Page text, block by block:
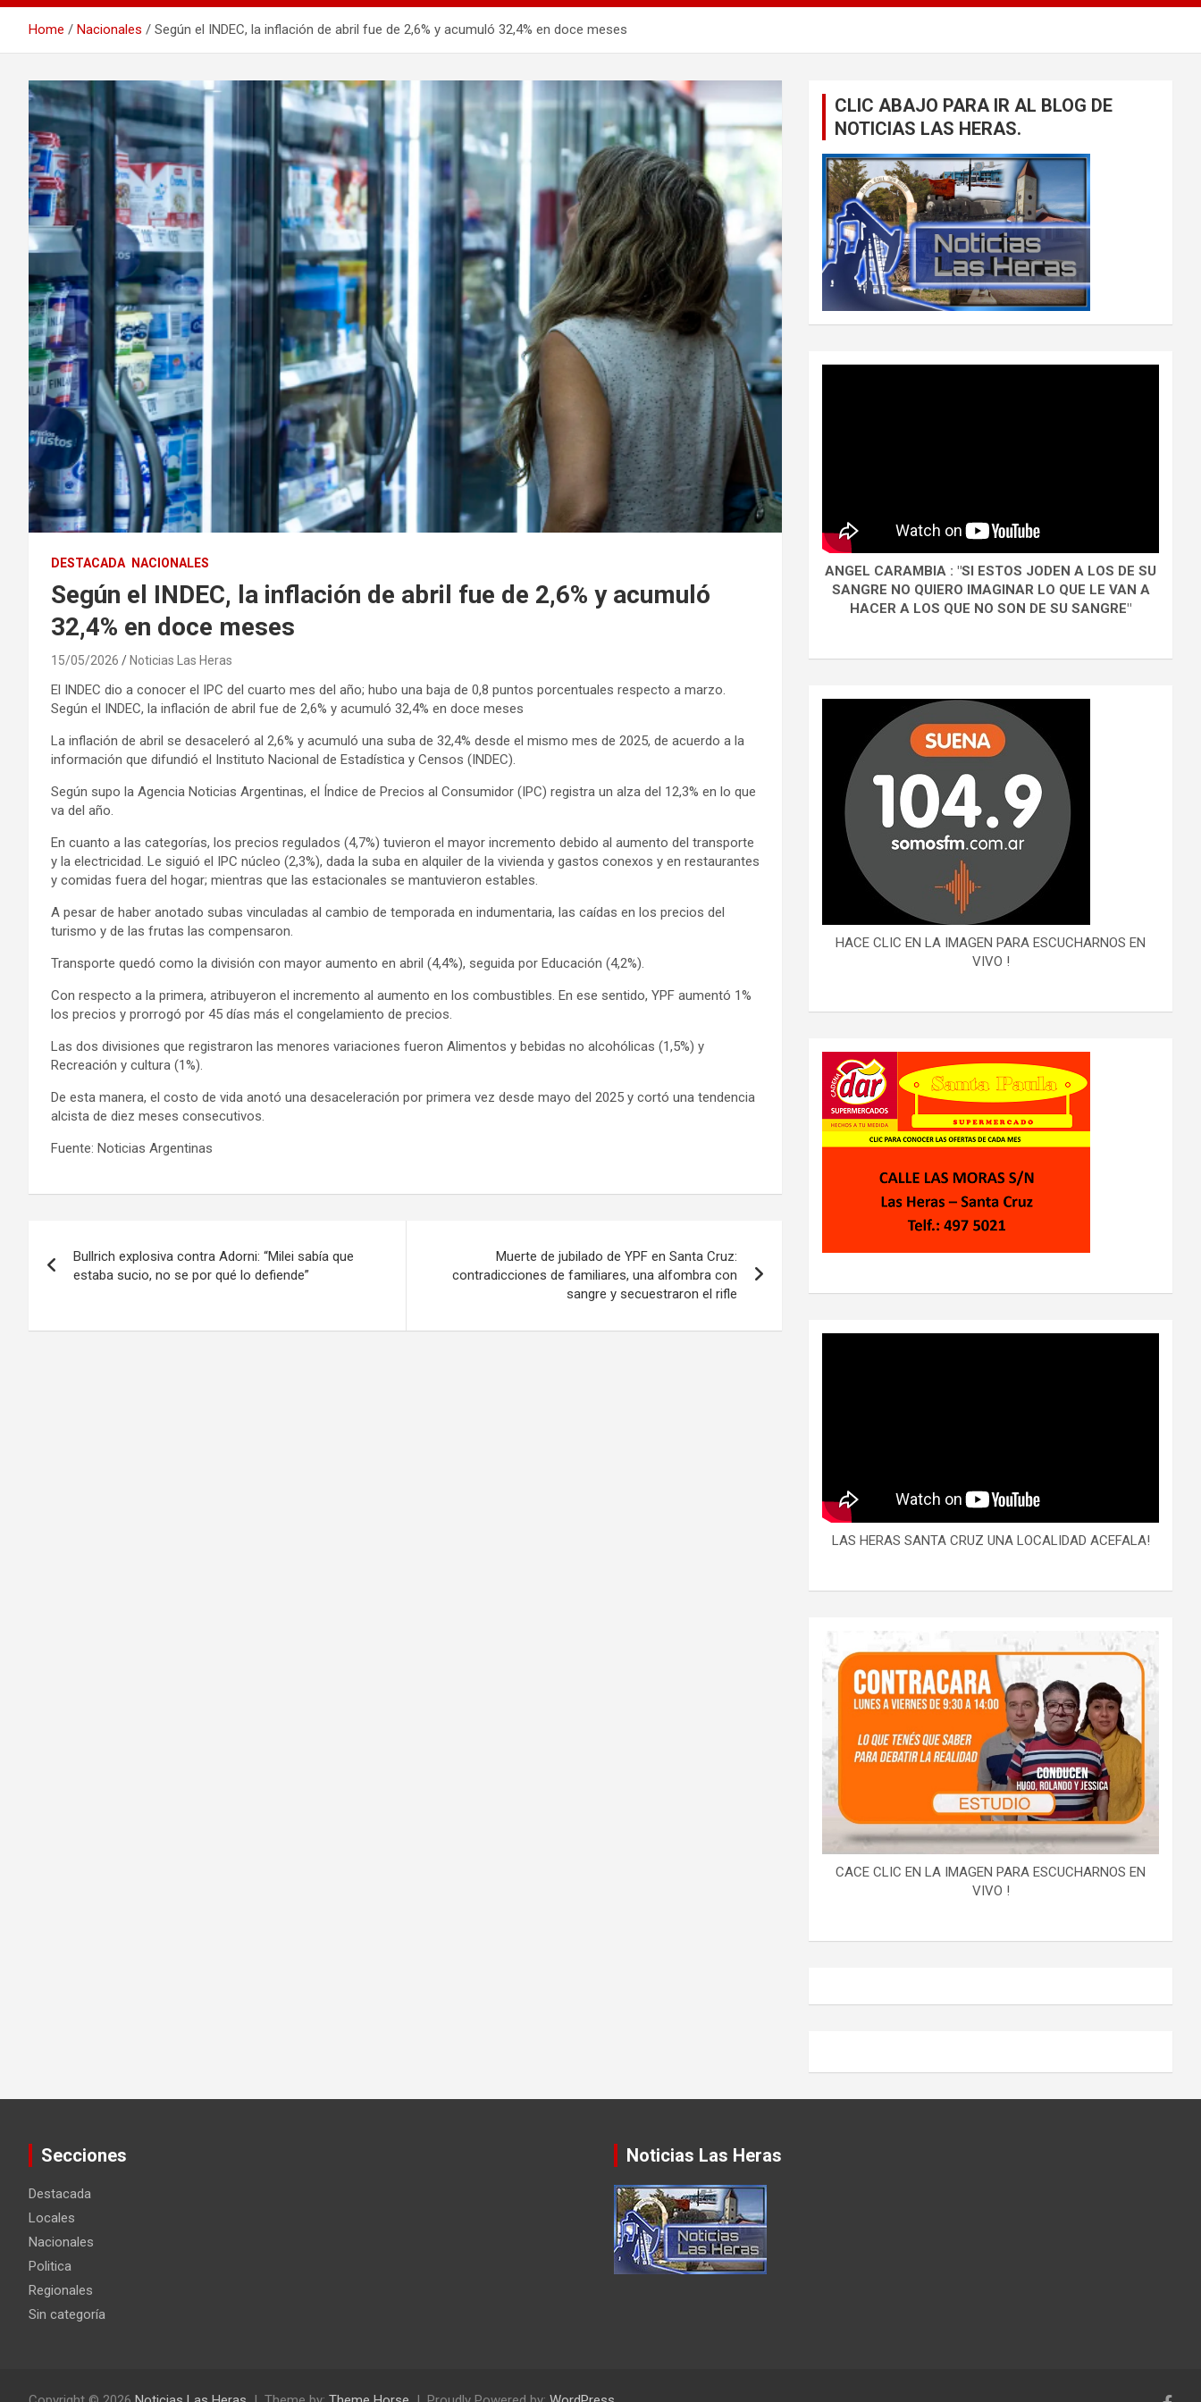
Home Nacionales Según el INDEC, la inflación de abril fue de 2,6% y acumuló 32,4% en doce meses
DESTACADA NACIONALES
Según el INDEC, la inflación de abril fue de 2,6% y acumuló
32,4% en doce meses
15/05/2026 Noticias Las Heras
El INDEC dio a conocer el IPC del cuarto mes del año; hubo una baja de 0,8 puntos porcentuales respecto a marzo.
Según el INDEC, la inflación de abril fue de 2,6% y acumuló 32,4% en doce meses
La inflación de abril se desaceleró al 2,6% y acumuló una suba de 32,4% desde el mismo mes de 2025, de acuerdo a la
información que difundió el Instituto Nacional de Estadística y Censos (INDEC).
Según supo la Agencia Noticias Argentinas, el Índice de Precios al Consumidor (IPC) registra un alza del 12,3% en lo que
va del año.
En cuanto a las categorías, los precios regulados (4,7%) tuvieron el mayor incremento debido al aumento del transporte
y la electricidad. Le siguió el IPC núcleo (2,3%), dada la suba en alquiler de la vivienda y gastos conexos y en restaurantes
y comidas fuera del hogar; mientras que las estacionales se mantuvieron estables.
A pesar de haber anotado subas vinculadas al cambio de temporada en indumentaria, las caídas en los precios del
turismo y de las frutas las compensaron.
Transporte quedó como la división con mayor aumento en abril (4,4%), seguida por Educación (4,2%).
Con respecto a la primera, atribuyeron el incremento al aumento en los combustibles. En ese sentido, YPF aumentó 1%
los precios y prorrogó por 45 días más el congelamiento de precios.
Las dos divisiones que registraron las menores variaciones fueron Alimentos y bebidas no alcohólicas (1,5%) y
Recreación y cultura (1%).
De esta manera, el costo de vida anotó una desaceleración por primera vez desde mayo del 2025 y cortó una tendencia
alcista de diez meses consecutivos.
Fuente: Noticias Argentinas
de
Bullrich explosiva contra Adorni: “Milei sabía que
estaba sucio, no se por qué lo defiende”
Muerte de jubilado de YPF en Santa Cruz:
contradicciones de familiares, una alfombra con
sangre y secuestraron el rifle
CLIC ABAJO PARA IR AL BLOG DE
NOTICIAS LAS HERAS.
ANGEL CARAMBIA : "SI ESTOS JODEN A LOS DE SU
SANGRE NO QUIERO IMAGINAR LO QUE LE VAN A
HACER A LOS QUE NO SON DE SU SANGRE"
HACE CLIC EN LA IMAGEN PARA ESCUCHARNOS EN
VIVO !
LAS HERAS SANTA CRUZ UNA LOCALIDAD ACEFALA!
CACE CLIC EN LA IMAGEN PARA ESCUCHARNOS EN
VIVO !
Secciones
Destacada
Locales
Nacionales
Politica
Regionales
Sin categoría
Noticias Las Heras